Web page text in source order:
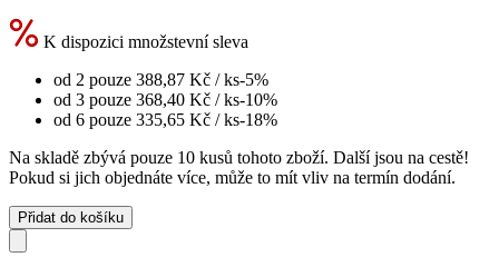
K dispozici množstevní sleva
od 2 pouze 388,87 Kč / ks-5%
od 3 pouze 368,40 Kč / ks-10%
od 6 pouze 335,65 Kč / ks-18%
Na skladě zbývá pouze 10 kusů tohoto zboží. Další jsou na cestě!
Pokud si jich objednáte více, může to mít vliv na termín dodání.
Přidat do košíku